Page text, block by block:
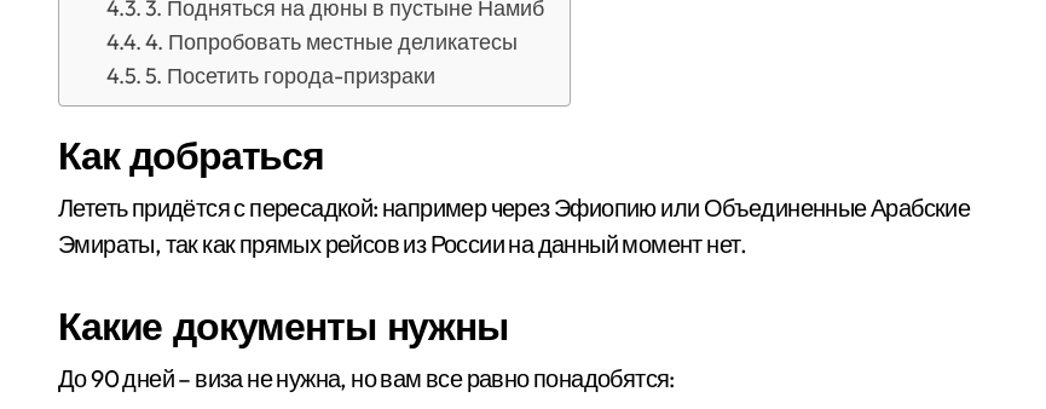
3. Подняться на дюны в пустыне Намиб
4. Попробовать местные деликатесы
5. Посетить города-призраки
Как добраться
Лететь придётся с пересадкой: например через Эфиопию или Объединенные Арабские
Эмираты, так как прямых рейсов из России на данный момент нет.
Какие документы нужны
До 90 дней – виза не нужна, но вам все равно понадобятся: